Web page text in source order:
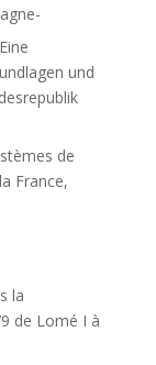
und
de
France,
la
de Lomé I à